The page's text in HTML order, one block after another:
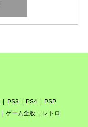
PS3 PS4
PSP
ゲーム全般
レトロ